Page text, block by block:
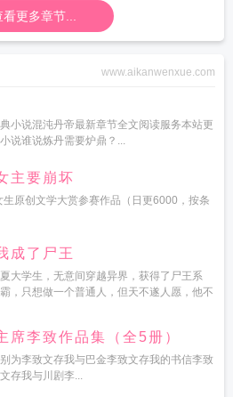
看更多章节...
www.aikanwenxue.com
小说混沌丹帝最新章节全文阅读服务本站更
说谁说炼丹需要炉鼎？...
主要崩坏
原创文学大赏参赛作品（日更6000，按条
成了尸王
大学生，无意间穿越异界，获得了尸王系
，只想做一个普通人，但天不遂人愿，他不
席李致作品集（全5册）
为李致文存我与巴金李致文存我的书信李致
存我与川剧李...